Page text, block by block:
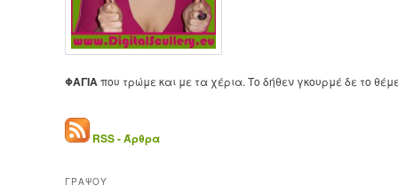
ΦΑΓΙΑπου τρώμε και με τα χέρια. Το δήθεν γκουρμέ δε το
RSS - Άρθρα
ΓΡΑΨΟΥ